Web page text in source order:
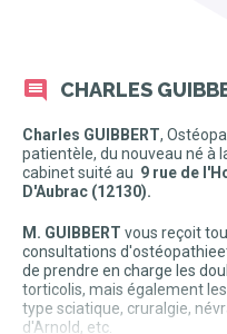
CHARLES
Charles GUIBBERT,
patientèle, du nouveau né à
cabinet suité au 9 rue de
D'Aubrac (12130).
M. GUIBBERT vous reçoit
consultations
de prendre en charge les
torticolis, mais également
type sciatique, cruralgie,
d'Arnold, etc.